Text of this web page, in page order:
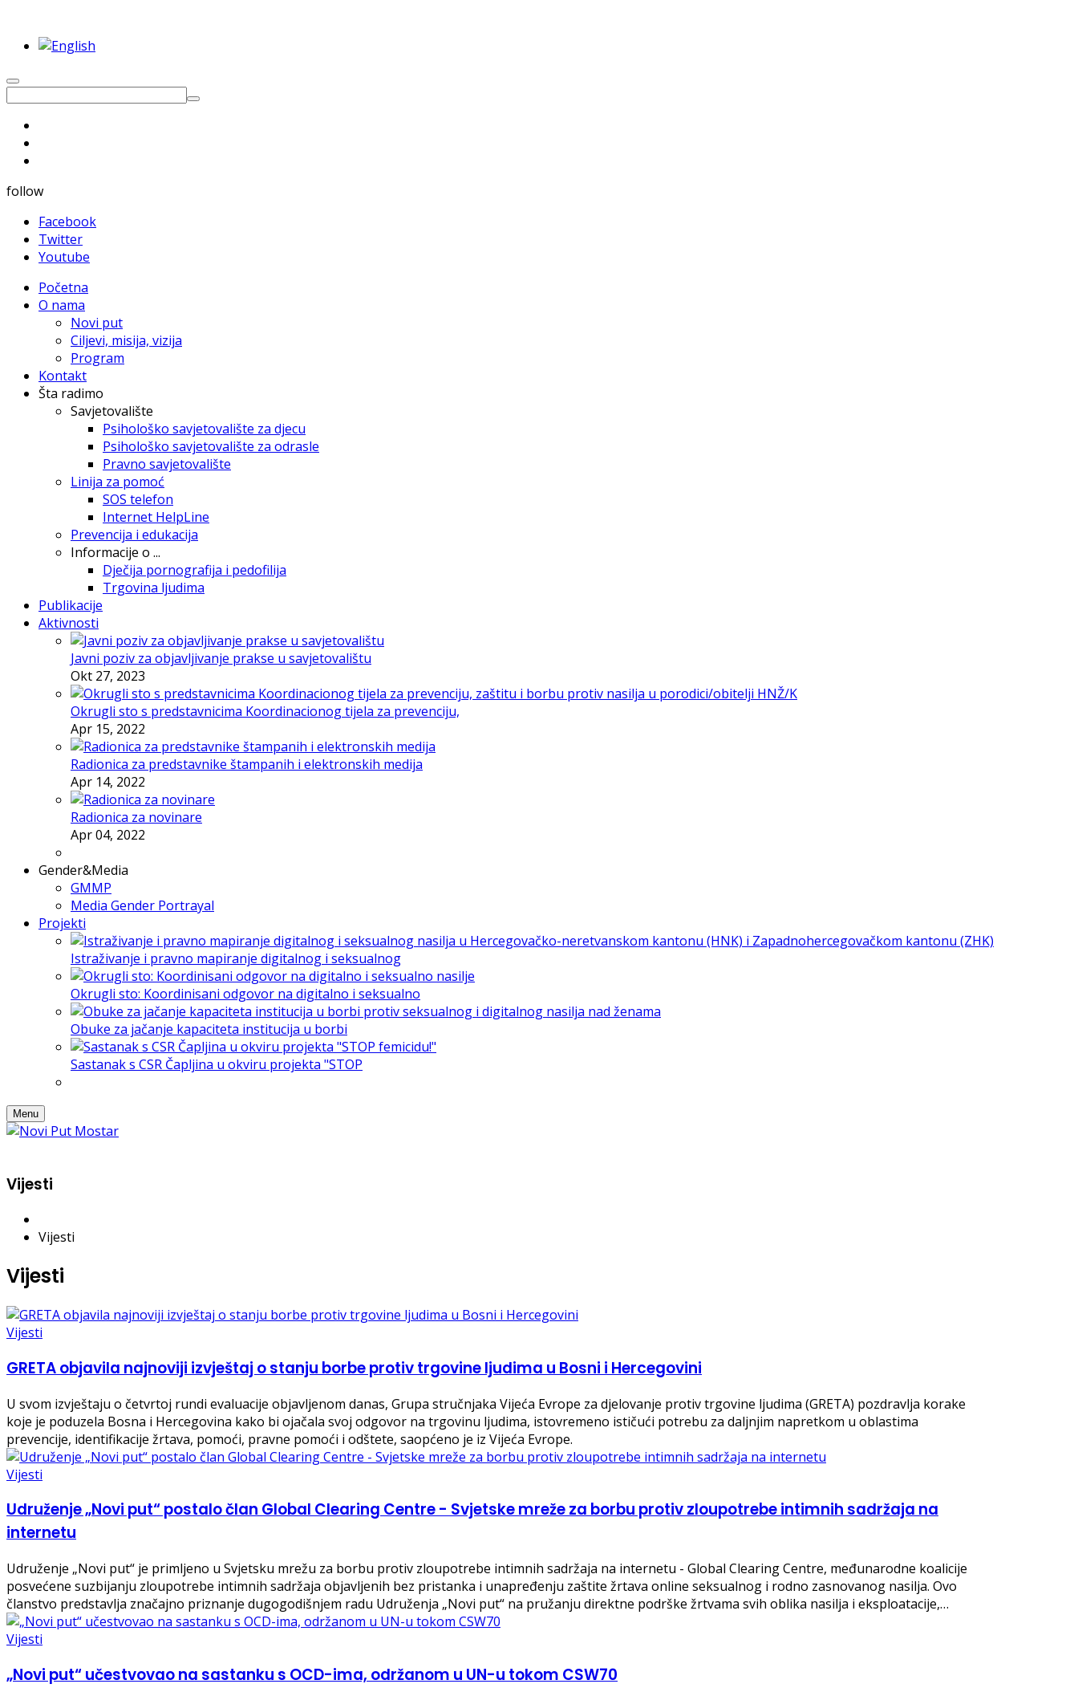
follow
Facebook
Twitter
Youtube
Početna
O nama
Novi put
Ciljevi, misija, vizija
Program
Kontakt
Šta radimo
Savjetovalište
Psihološko savjetovalište za djecu
Psihološko savjetovalište za odrasle
Pravno savjetovalište
Linija za pomoć
SOS telefon
Internet HelpLine
Prevencija i edukacija
Informacije o ...
Dječija pornografija i pedofilija
Trgovina ljudima
Publikacije
Aktivnosti
Javni poziv za objavljivanje prakse u savjetovalištu
Okt 27, 2023
Okrugli sto s predstavnicima Koordinacionog tijela za prevenciju,
Apr 15, 2022
Radionica za predstavnike štampanih i elektronskih medija
Apr 14, 2022
Radionica za novinare
Apr 04, 2022
Gender&Media
GMMP
Media Gender Portrayal
Projekti
Istraživanje i pravno mapiranje digitalnog i seksualnog
Okrugli sto: Koordinisani odgovor na digitalno i seksualno
Obuke za jačanje kapaciteta institucija u borbi
Sastanak s CSR Čapljina u okviru projekta "STOP
Menu
Vijesti
Vijesti
Vijesti
Vijesti
GRETA objavila najnoviji izvještaj o stanju borbe protiv trgovine ljudima u Bosni i Hercegovini
U svom izvještaju o četvrtoj rundi evaluacije objavljenom danas, Grupa stručnjaka Vijeća Evrope za djelovanje protiv trgovine ljudima (GRETA) pozdravlja korake
koje je poduzela Bosna i Hercegovina kako bi ojačala svoj odgovor na trgovinu ljudima, istovremeno ističući potrebu za daljnjim napretkom u oblastima
prevencije, identifikacije žrtava, pomoći, pravne pomoći i odštete, saopćeno je iz Vijeća Evrope.
Vijesti
Udruženje „Novi put“ postalo član Global Clearing Centre - Svjetske mreže za borbu protiv zloupotrebe intimnih sadržaja na
internetu
Udruženje „Novi put“ je primljeno u Svjetsku mrežu za borbu protiv zloupotrebe intimnih sadržaja na internetu - Global Clearing Centre, međunarodne koalicije
posvećene suzbijanju zloupotrebe intimnih sadržaja objavljenih bez pristanka i unapređenju zaštite žrtava online seksualnog i rodno zasnovanog nasilja. Ovo
članstvo predstavlja značajno priznanje dugogodišnjem radu Udruženja „Novi put“ na pružanju direktne podrške žrtvama svih oblika nasilja i eksploatacije,…
Vijesti
„Novi put“ učestvovao na sastanku s OCD-ima, održanom u UN-u tokom CSW70